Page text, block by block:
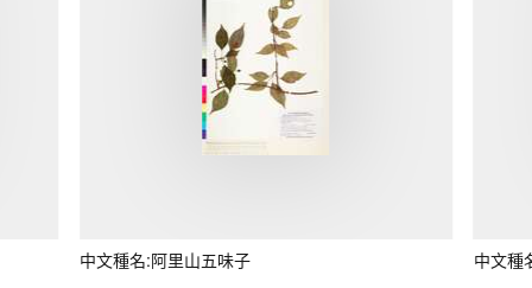
中文種名:阿里山五味子 中文種